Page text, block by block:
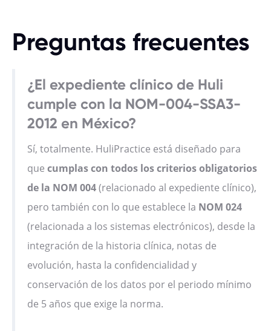
Preguntas frecuentes
¿El expediente clínico de Huli
cumple con la NOM-004-SSA3-
2012 en México?
Sí, totalmente. HuliPractice está diseñado para
que cumplas con todos los criterios obligatorios
de la NOM 004(relacionado al expediente clínico),
pero también con lo que establece la NOM 024
(relacionada a los sistemas electrónicos), desde la
integración de la historia clínica, notas de
evolución, hasta la confidencialidad y
conservación de los datos por el periodo mínimo
de 5 años que exige la norma.